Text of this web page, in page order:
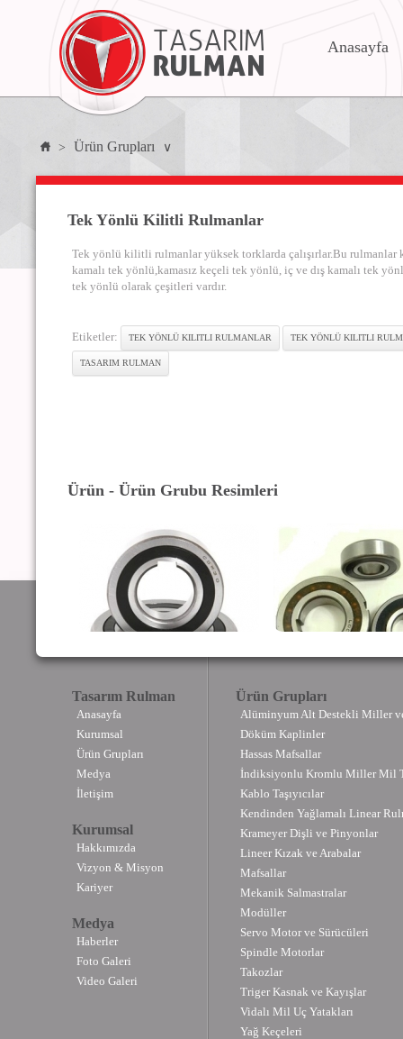
Anasayfa
> Ürün Grupları ∨
Tek Yönlü Kilitli Rulmanlar
Tek yönlü kilitli rulmanlar yüksek torklarda çalışırlar.Bu rulmanlar
kamalı tek yönlü,kamasız keçeli tek yönlü, iç ve dış kamalı tek
tek yönlü olarak çeşitleri vardır.
Etiketler: TEK YÖNLÜ KILITLI RULMANLAR TEK YÖNLÜ KILITLI
TASARIM RULMAN
Ürün - Ürün Grubu Resimleri
Tasarım Rulman
Anasayfa
Kurumsal
Ürün Grupları
Medya
İletişim
Kurumsal
Hakkımızda
Vizyon & Misyon
Kariyer
Medya
Haberler
Foto Galeri
Video Galeri
Ürün Grupları
Alüminyum Alt Destekli Miller
Döküm Kaplinler
Hassas Mafsallar
İndiksiyonlu Kromlu Miller Mil
Kablo Taşıyıcılar
Kendinden Yağlamalı Linear
Krameyer Dişli ve Pinyonlar
Lineer Kızak ve Arabalar
Mafsallar
Mekanik Salmastralar
Modüller
Servo Motor ve Sürücüleri
Spindle Motorlar
Takozlar
Triger Kasnak ve Kayışlar
Vidalı Mil Uç Yatakları
Yağ Keçeleri